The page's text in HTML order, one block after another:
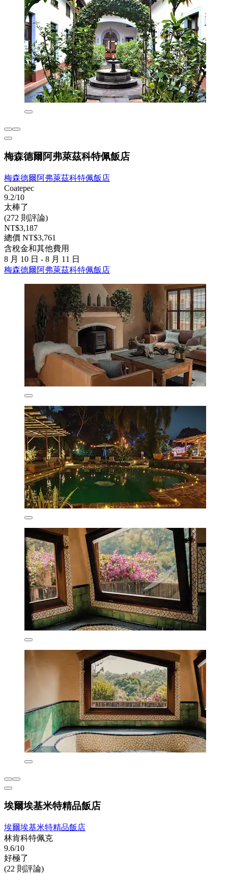
梅森德爾阿弗萊茲科特佩飯店
梅森德爾阿弗萊茲科特佩飯店
Coatepec
9.2/10
太棒了
(272 則評論)
NT$3,187
總價 NT$3,761
含稅金和其他費用
8 月 10 日 - 8 月 11 日
梅森德爾阿弗萊茲科特佩飯店
埃爾埃基米特精品飯店
埃爾埃基米特精品飯店
林肯科特佩克
9.6/10
好極了
(22 則評論)